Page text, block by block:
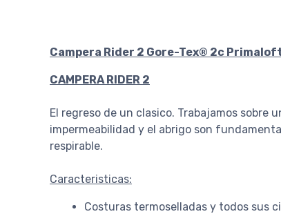
Campera Rider 2 Gore-Tex® 2c
CAMPERA RIDER 2
El regreso de un clasico. Trabajamos sobre
impermeabilidad y el abrigo son
respirable.
Caracteristicas:
Costuras termoselladas y todos sus